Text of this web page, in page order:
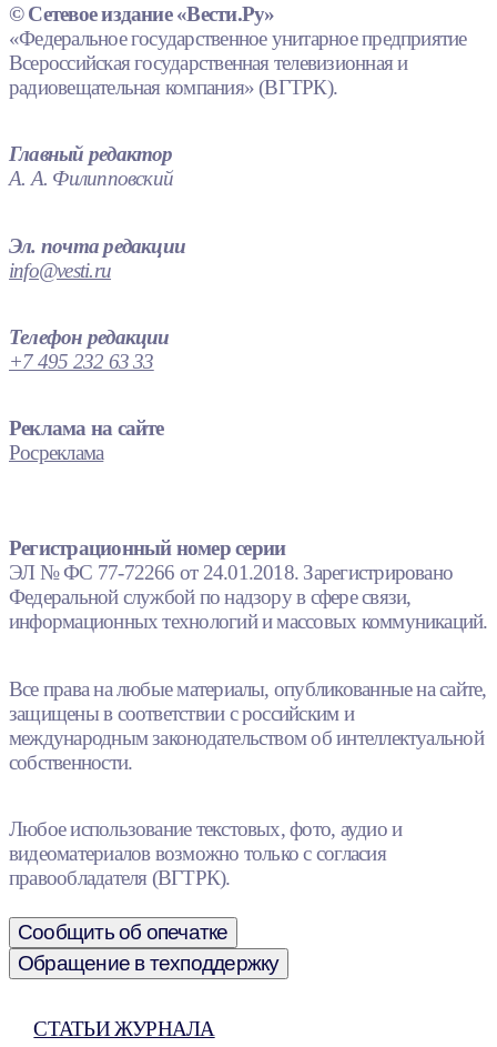
© Сетевое издание «Вести.Ру»
«Федеральное государственное унитарное предприятие
Всероссийская государственная телевизионная и
радиовещательная компания» (ВГТРК).
Главный редактор
А. А. Филипповский
Эл. почта редакции
info@vesti.ru
Телефон редакции
+7 495 232 63 33
Реклама на сайте
Росреклама
Регистрационный номер серии
ЭЛ № ФС 77-72266 от 24.01.2018. Зарегистрировано
Федеральной службой по надзору в сфере связи,
информационных технологий и массовых коммуникаций.
Все права на любые материалы, опубликованные на сайте,
защищены в соответствии с российским и
международным законодательством об интеллектуальной
собственности.
Любое использование текстовых, фото, аудио и
видеоматериалов возможно только с согласия
правообладателя (ВГТРК).
Сообщить об опечатке
Обращение в техподдержку
СТАТЬИ ЖУРНАЛА